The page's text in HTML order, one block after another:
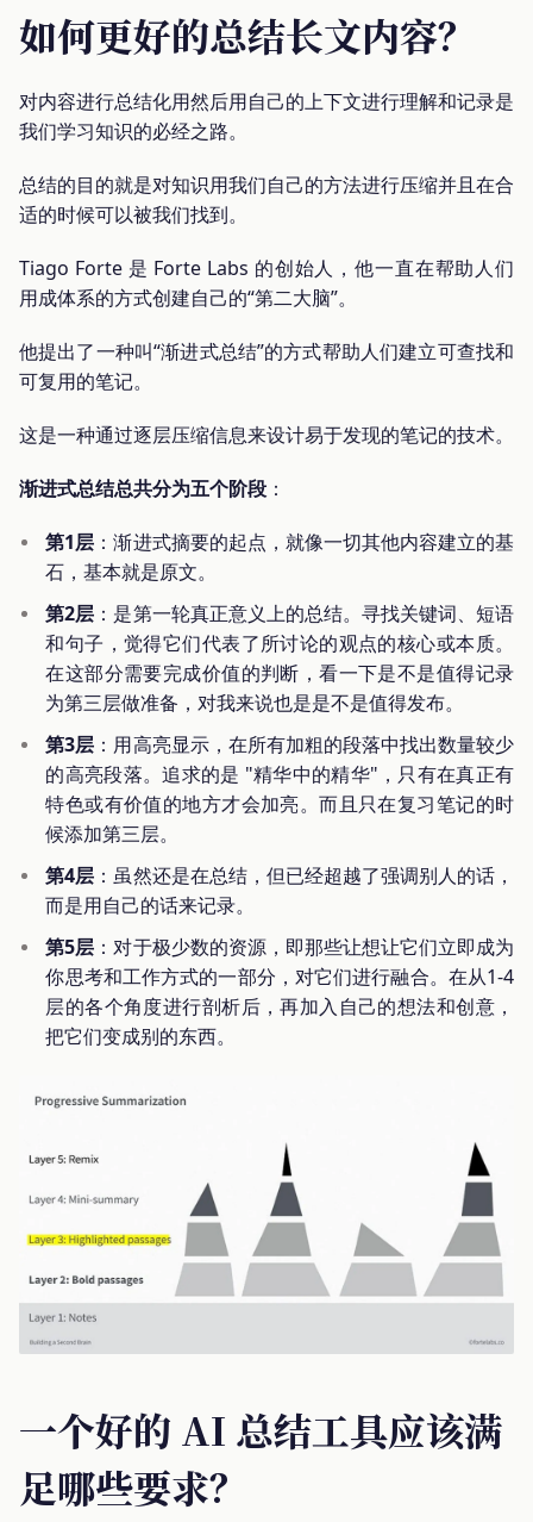
如何更好的总结长文内容？
对内容进行总结化用然后用自己的上下文进行理解和记录是
我们学习知识的必经之路。
总结的目的就是对知识用我们自己的方法进行压缩并且在合
适的时候可以被我们找到。
Tiago Forte 是 Forte Labs 的创始人，他一直在帮助人们
用成体系的方式创建自己的“第二大脑”。
他提出了一种叫“渐进式总结”的方式帮助人们建立可查找和
可复用的笔记。
这是一种通过逐层压缩信息来设计易于发现的笔记的技术。
渐进式总结总共分为五个阶段 ：
第1层 ：渐进式摘要的起点，就像一切其他内容建立的基
石，基本就是原文。
第2层 ：是第一轮真正意义上的总结。寻找关键词、短语
和句子，觉得它们代表了所讨论的观点的核心或本质。
在这部分需要完成价值的判断，看一下是不是值得记录
为第三层做准备，对我来说也是是不是值得发布。
第3层 ：用高亮显示，在所有加粗的段落中找出数量较少
的高亮段落。追求的是 "精华中的精华"，只有在真正有
特色或有价值的地方才会加亮。而且只在复习笔记的时
候添加第三层。
第4层 ：虽然还是在总结，但已经超越了强调别人的话，
而是用自己的话来记录。
第5层 ：对于极少数的资源，即那些让想让它们立即成为
你思考和工作方式的一部分，对它们进行融合。在从1-4
层的各个角度进行剖析后，再加入自己的想法和创意，
把它们变成别的东西。
一个好的 AI 总结工具应该满
足哪些要求？